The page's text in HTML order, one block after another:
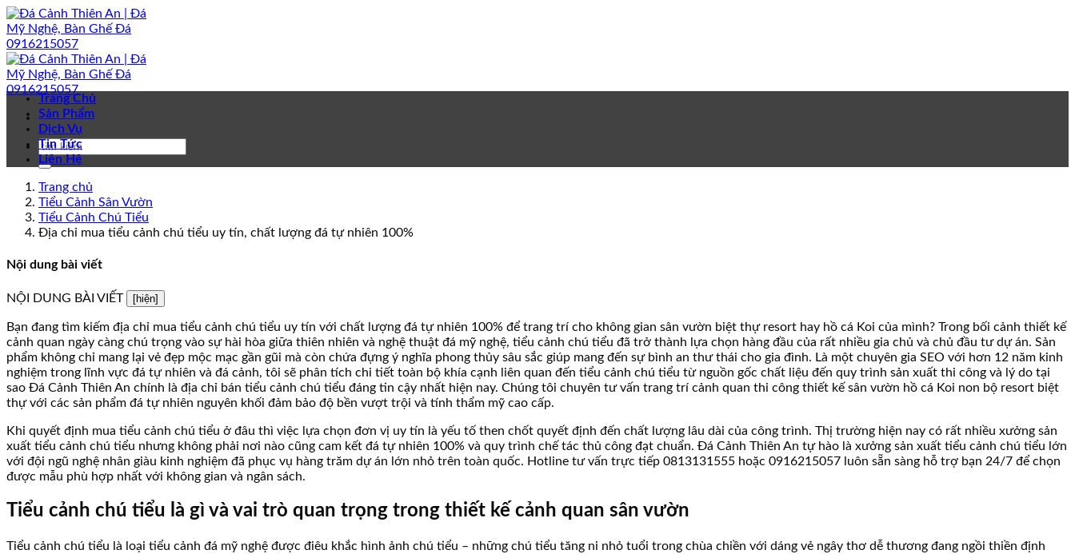
Bỏ
qua
nội
dung
Trang Chủ
Sản Phẩm
Dịch Vụ
Tin Tức
Liên Hệ
Trang chủ
Tiểu Cảnh Sân Vườn
Tiểu Cảnh Chú Tiểu
Địa chỉ mua tiểu cảnh chú tiểu uy tín, chất lượng đá tự nhiên 100%
Nội dung bài viết
NỘI DUNG BÀI VIẾT [hiện]
Bạn đang tìm kiếm địa chỉ mua tiểu cảnh chú tiểu uy tín với chất lượng đá tự nhiên 100% để trang trí cho không gian sân vườn biệt thự resort hay hồ cá Koi của mình? Trong bối cảnh thiết kế
cảnh quan ngày càng chú trọng vào sự hài hòa giữa thiên nhiên và nghệ thuật đá mỹ nghệ, tiểu cảnh chú tiểu đã trở thành lựa chọn hàng đầu của rất nhiều gia chủ và chủ đầu tư dự án. Sản
phẩm không chỉ mang lại vẻ đẹp mộc mạc gần gũi mà còn chứa đựng ý nghĩa phong thủy sâu sắc giúp mang đến sự bình an thư thái cho gia đình. Là một chuyên gia SEO với hơn 12 năm kinh
nghiệm trong lĩnh vực đá tự nhiên và đá cảnh, tôi sẽ phân tích chi tiết toàn bộ khía cạnh liên quan đến tiểu cảnh chú tiểu từ nguồn gốc chất liệu đến quy trình sản xuất thi công và lý do tại
sao Đá Cảnh Thiên An chính là địa chỉ bán tiểu cảnh chú tiểu đáng tin cậy nhất hiện nay. Chúng tôi chuyên tư vấn trang trí cảnh quan thi công thiết kế sân vườn hồ cá Koi non bộ resort biệt
thự với các sản phẩm đá tự nhiên nguyên khối đảm bảo độ bền vượt trội và tính thẩm mỹ cao cấp.
Khi quyết định mua tiểu cảnh chú tiểu ở đâu thì việc lựa chọn đơn vị uy tín là yếu tố then chốt quyết định đến chất lượng lâu dài của công trình. Thị trường hiện nay có rất nhiều xưởng sản
xuất tiểu cảnh chú tiểu nhưng không phải nơi nào cũng cam kết đá tự nhiên 100% và quy trình chế tác thủ công đạt chuẩn. Đá Cảnh Thiên An tự hào là xưởng sản xuất tiểu cảnh chú tiểu lớn
với đội ngũ nghệ nhân giàu kinh nghiệm đã phục vụ hàng trăm dự án lớn nhỏ trên toàn quốc. Hotline tư vấn trực tiếp 0813131555 hoặc 0916215057 luôn sẵn sàng hỗ trợ bạn 24/7 để chọn
được mẫu phù hợp nhất với không gian và ngân sách.
Tiểu cảnh chú tiểu là gì và vai trò quan trọng trong thiết kế cảnh quan sân vườn
Tiểu cảnh chú tiểu là loại tiểu cảnh đá mỹ nghệ được điêu khắc hình ảnh chú tiểu – những chú tiểu tăng ni nhỏ tuổi trong chùa chiền với dáng vẻ ngây thơ dễ thương đang ngồi thiền định